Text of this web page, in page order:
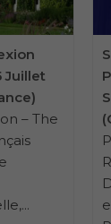
Juillet
– The